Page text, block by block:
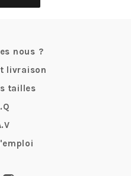
nous ?
livraison
tailles